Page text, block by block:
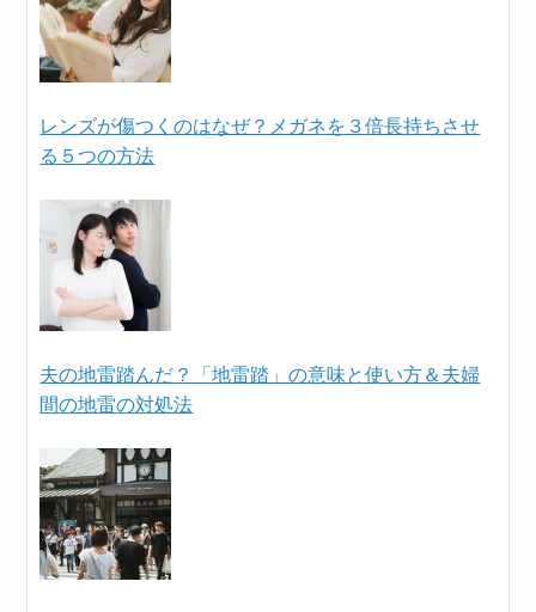
レンズが傷つくのはなぜ？メガネを３倍長持ちさせ
る５つの方法
夫の地雷踏んだ？「地雷踏」の意味と使い方＆夫婦
間の地雷の対処法